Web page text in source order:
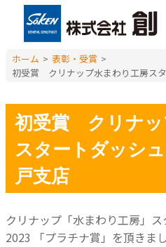
ホーム > 表彰・受賞 >
初受賞 クリナッ
スタートダッシ
戸支店
クリナップ「水まわり工房」
2023 「プラチナ賞」を頂きま